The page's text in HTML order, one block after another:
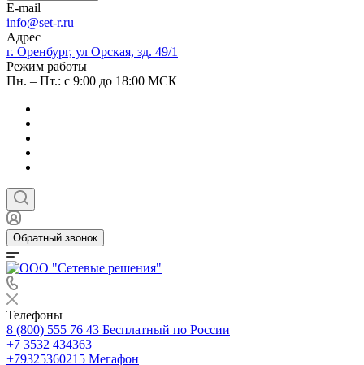
E-mail
info@set-r.ru
Адрес
г. Оренбург, ул Орская, зд. 49/1
Режим работы
Пн. – Пт.: с 9:00 до 18:00 МСК
Обратный звонок
Телефоны
8 (800) 555 76 43 Бесплатный по России
+7 3532 434363
+79325360215 Мегафон